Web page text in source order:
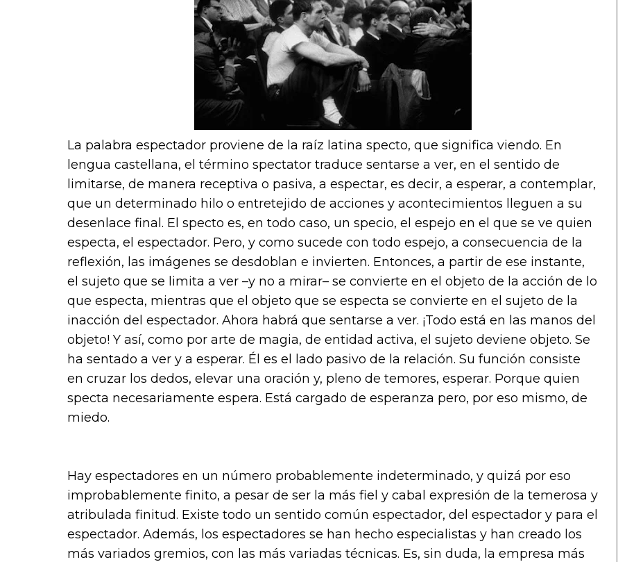
La palabra espectador proviene de la raíz latina specto, que significa viendo. En
lengua castellana, el término spectator traduce sentarse a ver, en el sentido de
limitarse, de manera receptiva o pasiva, a espectar, es decir, a esperar, a contemplar,
que un determinado hilo o entretejido de acciones y acontecimientos lleguen a su
desenlace final. El specto es, en todo caso, un specio, el espejo en el que se ve quien
especta, el espectador. Pero, y como sucede con todo espejo, a consecuencia de la
reflexión, las imágenes se desdoblan e invierten. Entonces, a partir de ese instante,
el sujeto que se limita a ver –y no a mirar– se convierte en el objeto de la acción de lo
que especta, mientras que el objeto que se especta se convierte en el sujeto de la
inacción del espectador. Ahora habrá que sentarse a ver. ¡Todo está en las manos del
objeto! Y así, como por arte de magia, de entidad activa, el sujeto deviene objeto. Se
ha sentado a ver y a esperar. Él es el lado pasivo de la relación. Su función consiste
en cruzar los dedos, elevar una oración y, pleno de temores, esperar. Porque quien
specta necesariamente espera. Está cargado de esperanza pero, por eso mismo, de
miedo.
Hay espectadores en un número probablemente indeterminado, y quizá por eso
improbablemente finito, a pesar de ser la más fiel y cabal expresión de la temerosa y
atribulada finitud. Existe todo un sentido común espectador, del espectador y para el
espectador. Además, los espectadores se han hecho especialistas y han creado los
más variados gremios, con las más variadas técnicas. Es, sin duda, la empresa más